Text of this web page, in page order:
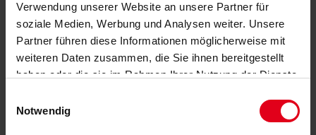
Verwendung unserer Website an unsere Partner für
soziale Medien, Werbung und Analysen weiter. Unsere
Partner führen diese Informationen möglicherweise mit
weiteren Daten zusammen, die Sie ihnen bereitgestellt
haben oder die sie im Rahmen Ihrer Nutzung der Dienste
Notwendig